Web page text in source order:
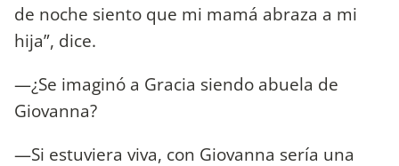
de noche siento que mi mamá abraza a mi
hija”, dice.
—¿Se imaginó a Gracia siendo abuela de
Giovanna?
—Si estuviera viva, con Giovanna sería una